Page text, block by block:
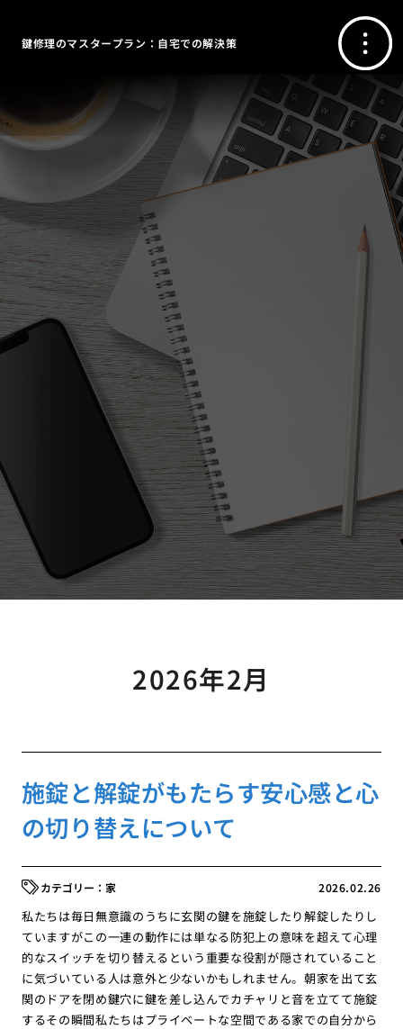
鍵修理のマスタープラン：自宅での解決策
2026年2月
施錠と解錠がもたらす安心感と心
の切り替えについて
2026.02.26
家
私たちは毎日無意識のうちに玄関の鍵を施錠したり解錠したりし
ていますがこの一連の動作には単なる防犯上の意味を超えて心理
的なスイッチを切り替えるという重要な役割が隠されていること
に気づいている人は意外と少ないかもしれません。朝家を出て玄
関のドアを閉め鍵穴に鍵を差し込んでカチャリと音を立てて施錠
するその瞬間私たちはプライベートな空間である家での自分から